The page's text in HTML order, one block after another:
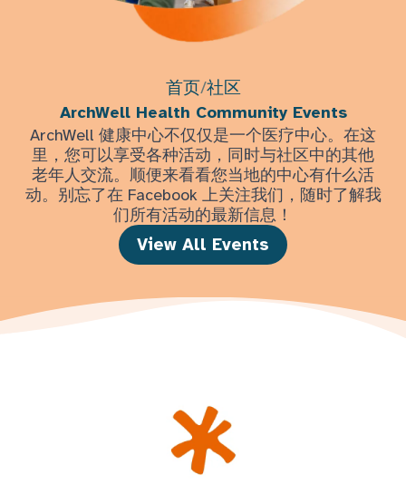
首页/社区
ArchWell Health Community Events
ArchWell 健康中心不仅仅是一个医疗中心。在这
里，您可以享受各种活动，同时与社区中的其他
老年人交流。顺便来看看您当地的中心有什么活
动。别忘了在 Facebook 上关注我们，随时了解我
们所有活动的最新信息！
View All Events